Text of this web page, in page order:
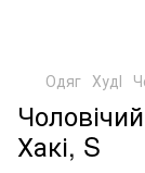
Одяг ХудІ
Хакі, S